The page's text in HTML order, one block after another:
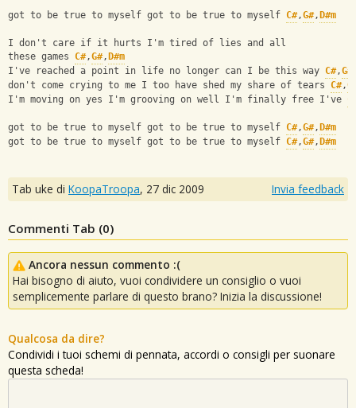
got to be true to myself got to be true to myself C#,G#, D#m
I don't care if it hurts I'm tired of lies and all
these games C#,G#, D#m
I've reached a point in life no longer can I be this way C#,G#
don't come crying to me I too have shed my share of tears C#,
I'm moving on yes I'm grooving on well I'm finally free I've
got to be true to myself got to be true to myself C#,G#, D#m
got to be true to myself got to be true to myself C#,G#, D#m
Tab uke di KoopaTroopa, 27 dic 2009 Invia feedback
Commenti Tab (0)
Ancora nessun commento :(
Hai bisogno di aiuto, vuoi condividere un consiglio o vuoi
semplicemente parlare di questo brano? Inizia la discussione!
Qualcosa da dire?
Condividi i tuoi schemi di pennata, accordi o consigli per suonare
questa scheda!